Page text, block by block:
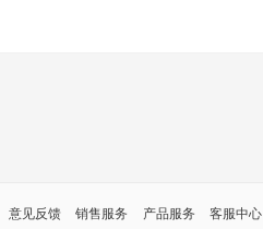
意见反馈 销售服务 产品服务 客服中心